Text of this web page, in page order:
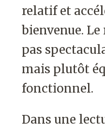
relatif et
bienvenue. Le
pas
mais plutôt
fonctionnel.
Dans une